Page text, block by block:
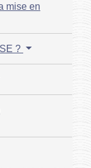
mise en
?